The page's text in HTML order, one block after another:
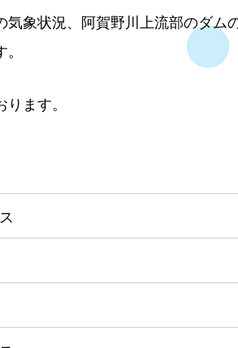
象状況、阿賀野川上流部のダム
ます。